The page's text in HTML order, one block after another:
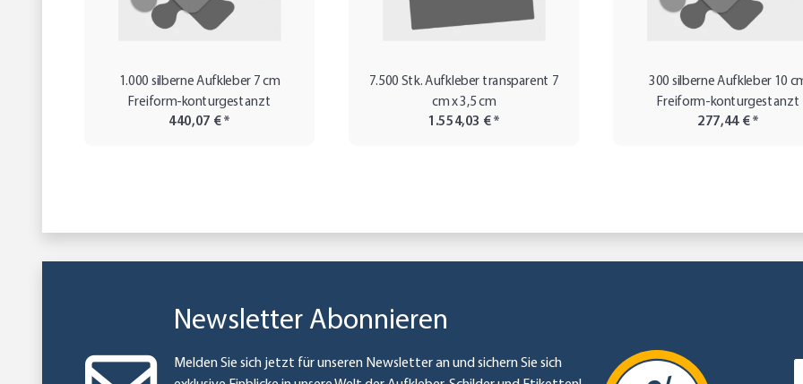
1.000 silberne Aufkleber 7 cm
Freiform-konturgestanzt
440,07 €*
7.500 Stk. Aufkleber transparent 7
cm x 3,5 cm
1.554,03 €*
300 silberne Aufkleber 10
Freiform-konturgestanzt
277,44 €*
Newsletter Abonnieren
Melden Sie sich jetzt für unseren Newsletter an und sichern Sie sich